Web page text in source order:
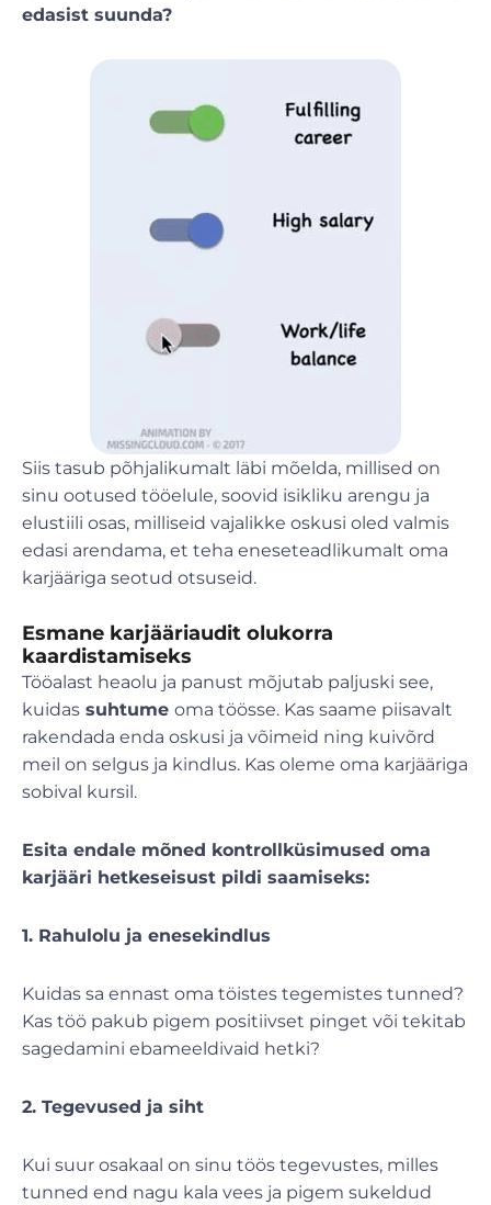
edasist suunda?
Siis tasub põhjalikumalt läbi mõelda, millised on
sinu ootused tööelule, soovid isikliku arengu ja
elustiili osas, milliseid vajalikke oskusi oled valmis
edasi arendama, et teha eneseteadlikumalt oma
karjääriga seotud otsuseid.
Esmane karjääriaudit olukorra
kaardistamiseks
Tööalast heaolu ja panust mõjutab paljuski see,
kuidas suhtume oma töösse. Kas saame piisavalt
rakendada enda oskusi ja võimeid ning kuivõrd
meil on selgus ja kindlus. Kas oleme oma karjääriga
sobival kursil.
Esita endale mõned kontrollküsimused oma
karjääri hetkeseisust pildi saamiseks:
1. Rahulolu ja enesekindlus
Kuidas sa ennast oma töistes tegemistes tunned?
Kas töö pakub pigem positiivset pinget või tekitab
sagedamini ebameeldivaid hetki?
2. Tegevused ja siht
Kui suur osakaal on sinu töös tegevustes, milles
tunned end nagu kala vees ja pigem sukeldud